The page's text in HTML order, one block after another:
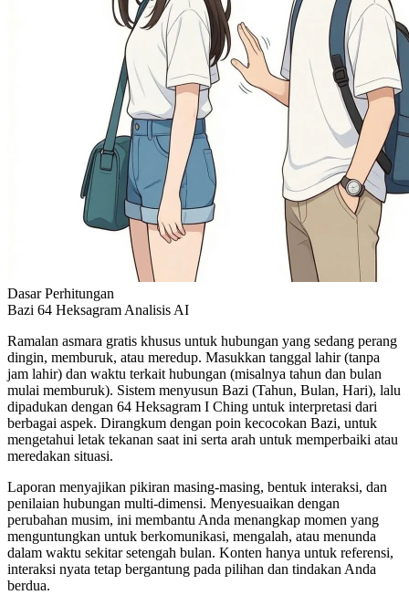
Dasar Perhitungan
Bazi 64 Heksagram Analisis AI
Ramalan asmara gratis khusus untuk hubungan yang sedang perang
dingin, memburuk, atau meredup. Masukkan tanggal lahir (tanpa
jam lahir) dan waktu terkait hubungan (misalnya tahun dan bulan
mulai memburuk). Sistem menyusun Bazi (Tahun, Bulan, Hari), lalu
dipadukan dengan 64 Heksagram I Ching untuk interpretasi dari
berbagai aspek. Dirangkum dengan poin kecocokan Bazi, untuk
mengetahui letak tekanan saat ini serta arah untuk memperbaiki atau
meredakan situasi.
Laporan menyajikan pikiran masing-masing, bentuk interaksi, dan
penilaian hubungan multi-dimensi. Menyesuaikan dengan
perubahan musim, ini membantu Anda menangkap momen yang
menguntungkan untuk berkomunikasi, mengalah, atau menunda
dalam waktu sekitar setengah bulan. Konten hanya untuk referensi,
interaksi nyata tetap bergantung pada pilihan dan tindakan Anda
berdua.